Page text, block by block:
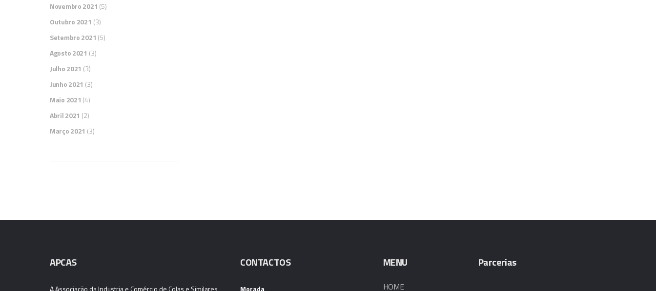
Novembro 2021 (5)
Outubro 2021 (3)
Setembro 2021 (5)
Agosto 2021 (3)
Julho 2021 (3)
Junho 2021 (3)
Maio 2021 (4)
Abril 2021 (2)
Março 2021 (3)
APCAS
A Associação da Industria e Comércio de Colas e Similares
CONTACTOS
Morada
MENU
HOME
Parcerias